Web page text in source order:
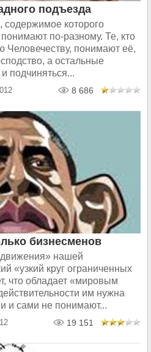
подъезда
содержимое которого
по-разному. Те, кто
Человечеству, понимают её,
а остальные
подчиняться...
8 686
бизнесменов
нашей
«узкий круг ограниченных
что обладает «мировым
им нужна
и сами не понимают...
19 151